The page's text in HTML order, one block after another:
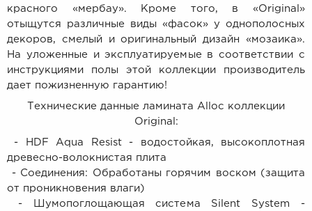
красного «мербау». Кроме того, в «Original»
отыщутся различные виды «фасок» у однополосных
декоров, смелый и оригинальный дизайн «мозаика».
На уложенные и эксплуатируемые в соответствии с
инструкциями полы этой коллекции производитель
дает пожизненную гарантию!
Технические данные ламината Alloc коллекции
Original:
- HDF Aqua Resist - водостойкая, высокоплотная
древесно-волокнистая плита
- Соединения: Обработаны горячим воском (защита
от проникновения влаги)
- Шумопоглощающая система Silent System -